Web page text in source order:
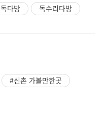
독다방 독수리다방
#신촌 가볼만한곳